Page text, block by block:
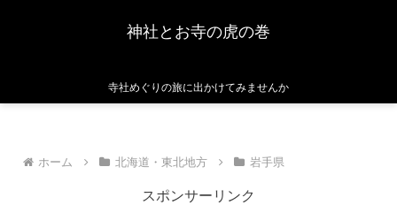
神社とお寺の虎の巻
寺社めぐりの旅に出かけてみませんか
ホーム 北海道・東北地方 岩手県
スポンサーリンク